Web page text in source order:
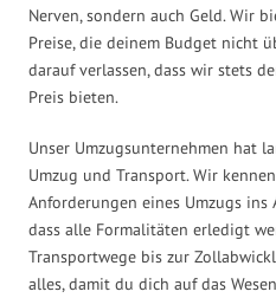
Nerven, sondern auch Geld. Wir
Preise, die deinem Budget nicht
darauf verlassen, dass wir stets
Preis bieten.
Unser Umzugsunternehmen hat
Umzug und Transport. Wir
Anforderungen eines Umzugs ins
dass alle Formalitäten erledigt
Transportwege bis zur
alles, damit du dich auf das